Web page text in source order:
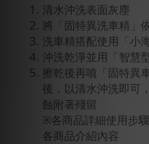
清水沖洗表面灰塵
將「固特異洗車精」
洗車精搭配使用「小
沖洗乾淨並用「智慧
擦乾後再噴「固特異
後，以清水沖洗即可
蝕附著殘留
※各商品詳細使用步
各商品介紹內容